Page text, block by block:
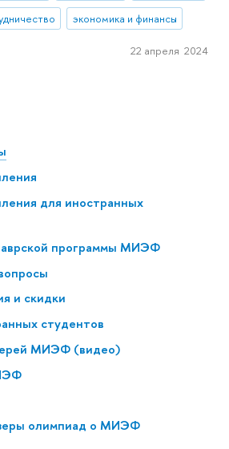
для иностранных
программы МИЭФ
и скидки
студентов
МИЭФ (видео)
олимпиад о МИЭФ
экономика и финансы
22 апреля 2024